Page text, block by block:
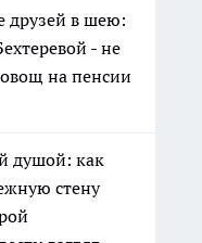
друзей в шею:
- не
овощ на пенсии
душой: как
стену